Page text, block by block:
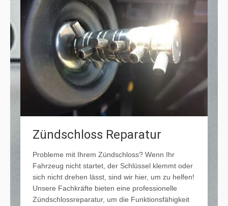
Zündschloss Reparatur
Probleme mit Ihrem Zündschloss? Wenn Ihr
Fahrzeug nicht startet, der Schlüssel klemmt oder
sich nicht drehen lässt, sind wir hier, um zu helfen!
Unsere Fachkräfte bieten eine professionelle
Zündschlossreparatur, um die Funktionsfähigkeit